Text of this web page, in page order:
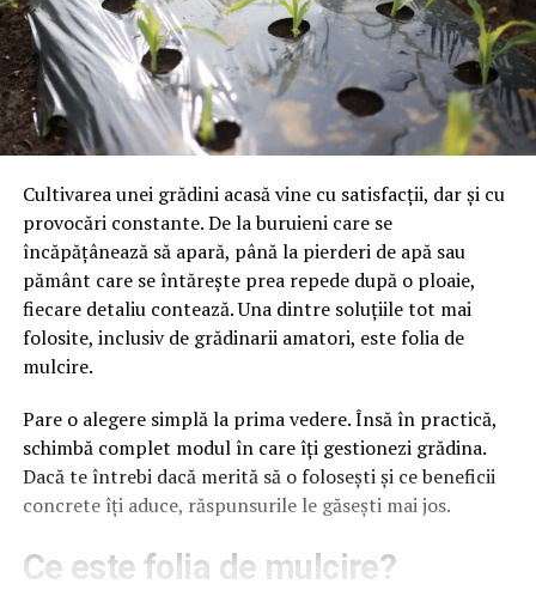
Cultivarea unei grădini acasă vine cu satisfacții, dar și cu
provocări constante. De la buruieni care se
încăpățânează să apară, până la pierderi de apă sau
pământ care se întărește prea repede după o ploaie,
fiecare detaliu contează. Una dintre soluțiile tot mai
folosite, inclusiv de grădinarii amatori, este folia de
mulcire.
Pare o alegere simplă la prima vedere. Însă în practică,
schimbă complet modul în care îți gestionezi grădina.
Dacă te întrebi dacă merită să o folosești și ce beneficii
concrete îți aduce, răspunsurile le găsești mai jos.
Ce este folia de mulcire?